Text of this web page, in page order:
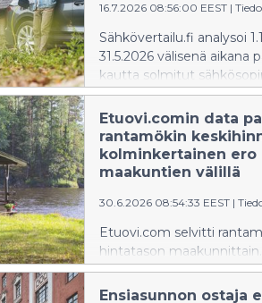
16.7.2026 08:56:00 EEST |
Sähkövertailu.fi analysoi
31.5.2026 välisenä aikana
kautta solmitut
Selvitys paljasti
heiluneen
vuoden 2026
puoliskolla.
Etuovi.comin data
rantamökin
kolminkertainen ero
maakuntien välillä
30.6.2026 08:54:33 EEST |
Etuovi.com selvitti
hintatason
rantamökkimaakunta on
jossa rantamökin
Ensiasunnon ostaja